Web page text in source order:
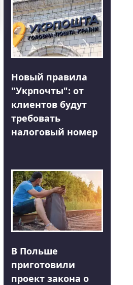
Новый правила
"Укрпочты": от
клиентов будут
требовать
налоговый номер
В Польше
приготовили
проект закона о